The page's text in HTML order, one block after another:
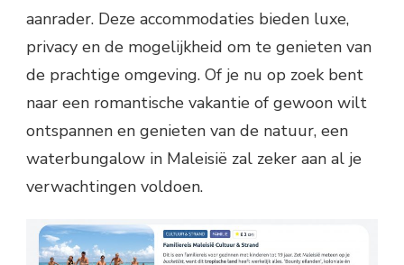
aanrader. Deze accommodaties bieden luxe,
privacy en de mogelijkheid om te genieten van
de prachtige omgeving. Of je nu op zoek bent
naar een romantische vakantie of gewoon wilt
ontspannen en genieten van de natuur, een
waterbungalow in Maleisië zal zeker aan al je
verwachtingen voldoen.